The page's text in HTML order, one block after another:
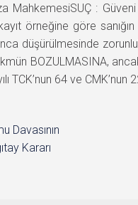
MahkemesiSUÇ :
örneğine göre
düşürülmesinde
BOZULMASINA,
TCK’nun 64 ve
Davasının
Kararı